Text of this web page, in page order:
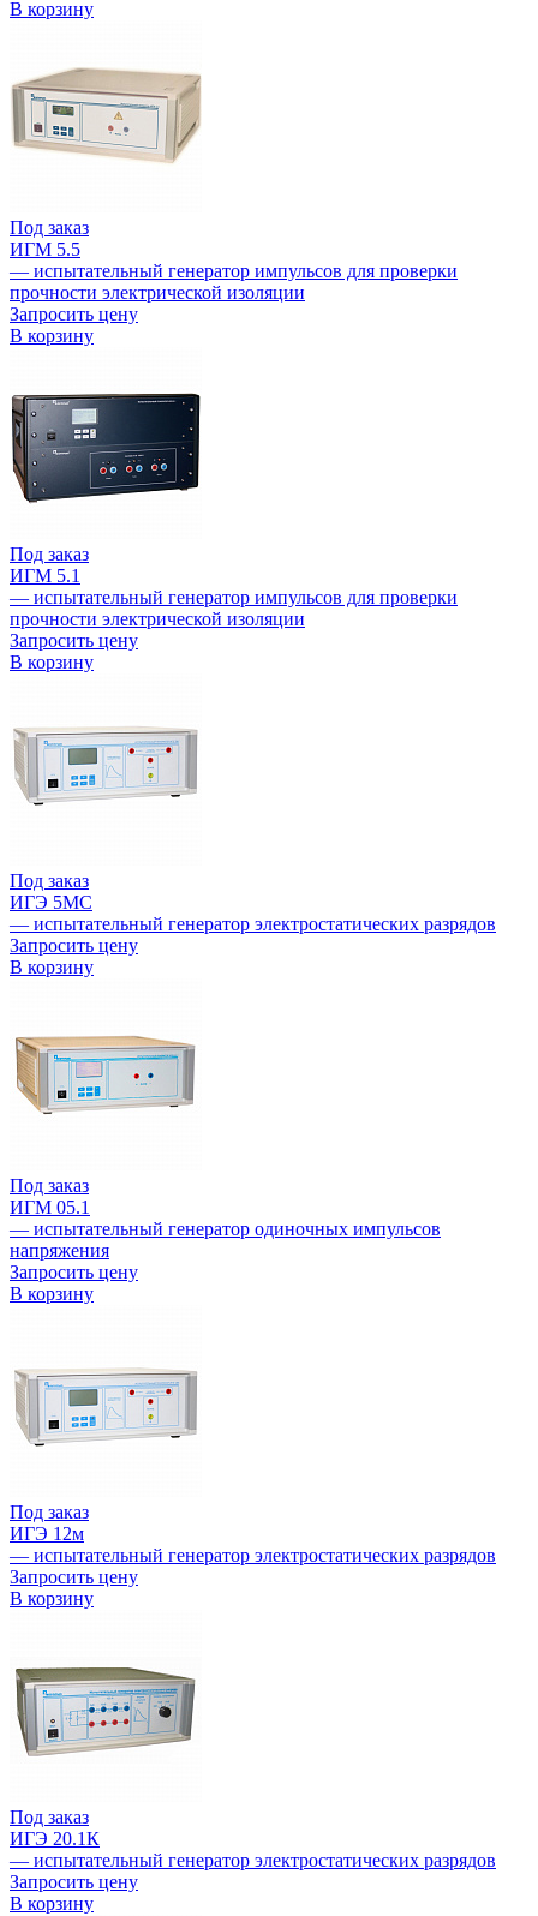
В корзину
Под заказ
ИГМ 5.5
— испытательный генератор импульсов для проверки
прочности электрической изоляции
Запросить цену
В корзину
Под заказ
ИГМ 5.1
— испытательный генератор импульсов для проверки
прочности электрической изоляции
Запросить цену
В корзину
Под заказ
ИГЭ 5МС
— испытательный генератор электростатических разрядов
Запросить цену
В корзину
Под заказ
ИГМ 05.1
— испытательный генератор одиночных импульсов
напряжения
Запросить цену
В корзину
Под заказ
ИГЭ 12м
— испытательный генератор электростатических разрядов
Запросить цену
В корзину
Под заказ
ИГЭ 20.1К
— испытательный генератор электростатических разрядов
Запросить цену
В корзину